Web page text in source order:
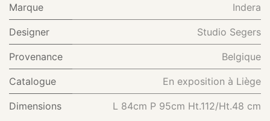
Marque Indera
Designer Studio Segers
Provenance Belgique
Catalogue En exposition à Liège
Dimensions L 84cm P 95cm Ht.112/Ht.48 cm